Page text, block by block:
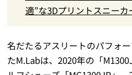
適”な3Dプリントスニー
名だたるアスリートのパフォ
たM.Labは、2020年の「